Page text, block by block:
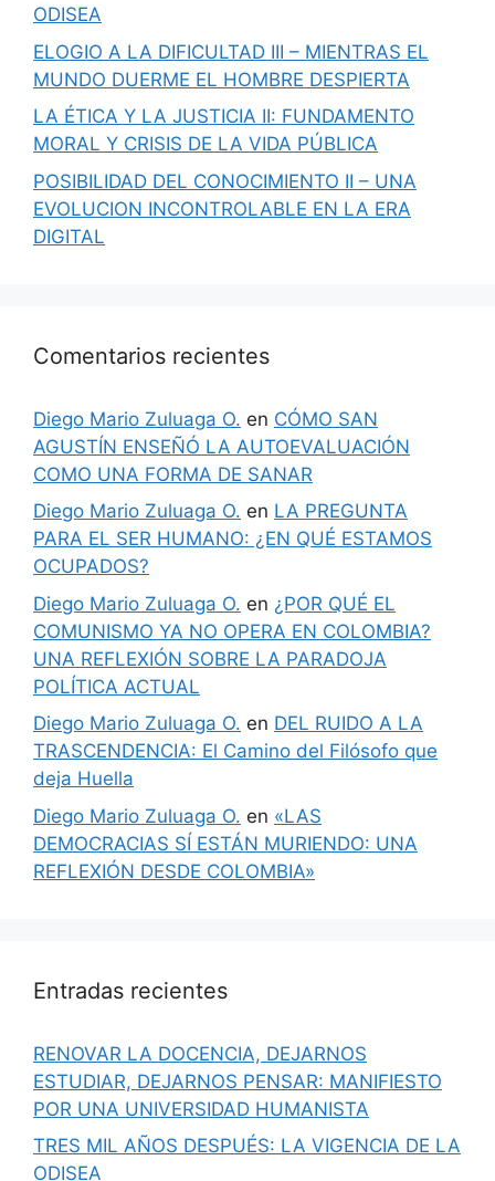
ODISEA
ELOGIO A LA DIFICULTAD III – MIENTRAS EL
MUNDO DUERME EL HOMBRE DESPIERTA
LA ÉTICA Y LA JUSTICIA II: FUNDAMENTO
MORAL Y CRISIS DE LA VIDA PÚBLICA
POSIBILIDAD DEL CONOCIMIENTO II – UNA
EVOLUCION INCONTROLABLE EN LA ERA
DIGITAL
Comentarios recientes
Diego Mario Zuluaga O. en CÓMO SAN
AGUSTÍN ENSEÑÓ LA AUTOEVALUACIÓN
COMO UNA FORMA DE SANAR
Diego Mario Zuluaga O. en LA PREGUNTA
PARA EL SER HUMANO: ¿EN QUÉ ESTAMOS
OCUPADOS?
Diego Mario Zuluaga O. en ¿POR QUÉ EL
COMUNISMO YA NO OPERA EN COLOMBIA?
UNA REFLEXIÓN SOBRE LA PARADOJA
POLÍTICA ACTUAL
Diego Mario Zuluaga O. en DEL RUIDO A LA
TRASCENDENCIA: El Camino del Filósofo que
deja Huella
Diego Mario Zuluaga O. en «LAS
DEMOCRACIAS SÍ ESTÁN MURIENDO: UNA
REFLEXIÓN DESDE COLOMBIA»
Entradas recientes
RENOVAR LA DOCENCIA, DEJARNOS
ESTUDIAR, DEJARNOS PENSAR: MANIFIESTO
POR UNA UNIVERSIDAD HUMANISTA
TRES MIL AÑOS DESPUÉS: LA VIGENCIA DE LA
ODISEA